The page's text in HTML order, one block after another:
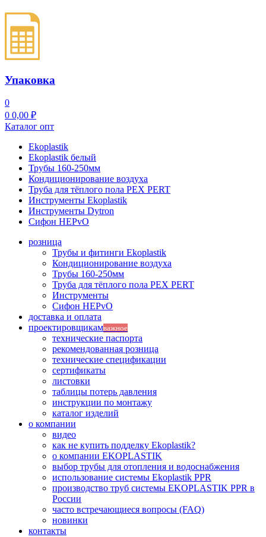
Упаковка
0
0 0,00 ₽
Каталог опт
Ekoplastik
Ekoplastik белый
Трубы 160-250мм
Кондиционирование воздуха
Труба для тёплого пола PEX PERT
Инструменты Ekoplastik
Инструменты Dytron
Сифон HEPvO
розница
Трубы и фитинги Ekoplastik
Кондиционирование воздуха
Трубы 160-250мм
Труба для тёплого пола PEX PERT
Инструменты
Сифон HEPvO
доставка и оплата
проектировщикамважное
технические паспорта
рекомендованная розница
технические спецификации
сертификаты
листовки
таблицы потерь давления
инструкции по монтажу
каталог изделий
о компании
видео
как не купить подделку Ekoplastik?
о компании EKOPLASTIK
выбор трубы для отопления и водоснабжения
использование системы Ekoplastik PPR
производство труб системы EKOPLASTIK PPR в
России
часто встречающиеся вопросы (FAQ)
новинки
контакты